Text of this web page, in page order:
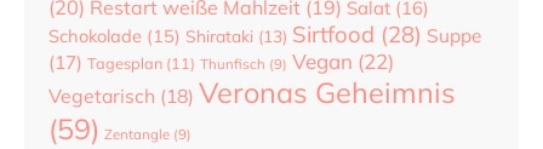
(20) Restart weiße Mahlzeit (19) Salat (16)
Schokolade (15) Shirataki (13) Sirtfood (28) Suppe
(17) Tagesplan (11) Thunfisch (9) Vegan (22)
Vegetarisch (18) Veronas Geheimnis
(59) Zentangle (9)